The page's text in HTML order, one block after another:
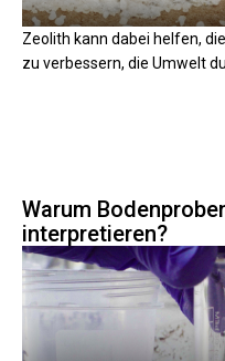
Zeolith kann dabei helfen,
zu verbessern, die Umwelt
Warum
interpretieren?